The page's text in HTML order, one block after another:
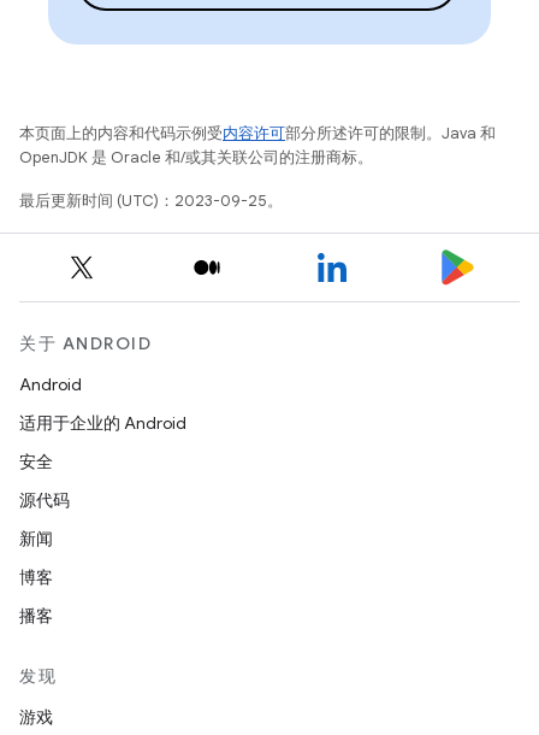
本页面上的内容和代码示例受内容许可部分所述许可的限制。Java 和
OpenJDK 是 Oracle 和/或其关联公司的注册商标。
最后更新时间 (UTC)：2023-09-25。
关于 ANDROID
Android
适用于企业的 Android
安全
源代码
新闻
博客
播客
发现
游戏